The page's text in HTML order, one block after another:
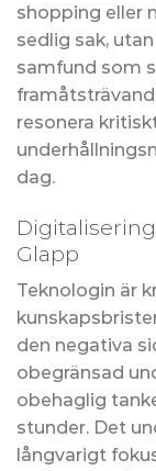
shopping eller
sedlig sak,
samfund som
resonera
dag.
Glapp
Teknologin är
den negativa
obegränsad
obehaglig
stunder. Det
långvarigt